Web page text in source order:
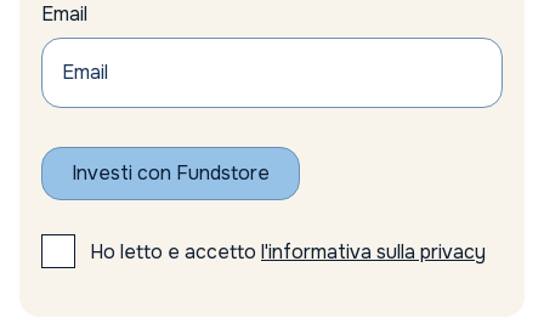
Email
Investi con Fundstore
Ho letto e accetto l'informativa sulla privacy